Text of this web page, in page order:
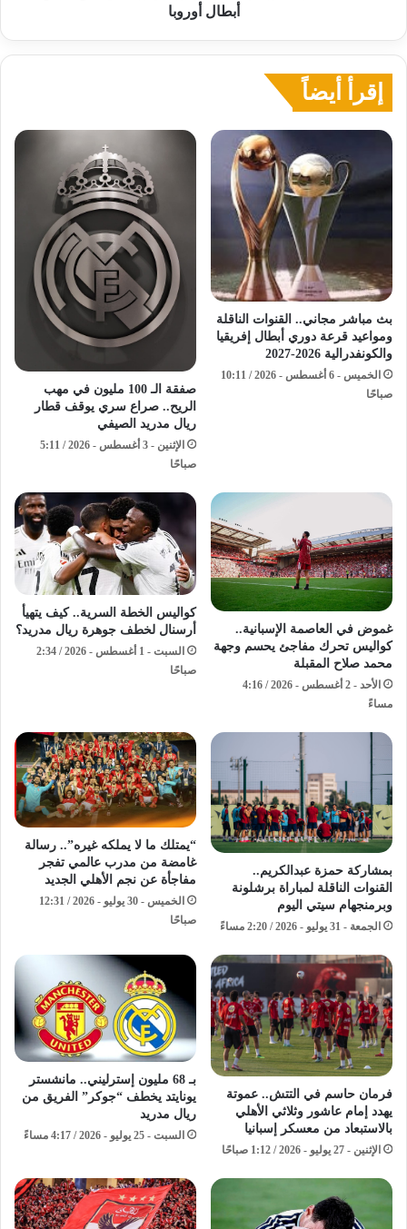
أبطال أوروبا
إقرأ أيضاً
بث مباشر مجاني.. القنوات الناقلة
ومواعيد قرعة دوري أبطال إفريقيا
والكونفدرالية 2026-2027
الخميس - 6 أغسطس - 2026 / 10:11
صباحًا
صفقة الـ 100 مليون في مهب
الريح.. صراع سري يوقف قطار
ريال مدريد الصيفي
الإثنين - 3 أغسطس - 2026 / 5:11
صباحًا
غموض في العاصمة الإسبانية..
كواليس تحرك مفاجئ يحسم وجهة
محمد صلاح المقبلة
الأحد - 2 أغسطس - 2026 / 4:16
مساءً
كواليس الخطة السرية.. كيف يتهيأ
أرسنال لخطف جوهرة ريال مدريد؟
السبت - 1 أغسطس - 2026 / 2:34
صباحًا
بمشاركة حمزة عبدالكريم..
القنوات الناقلة لمباراة برشلونة
وبرمنجهام سيتي اليوم
الجمعة - 31 يوليو - 2026 / 2:20 مساءً
“يمتلك ما لا يملكه غيره”.. رسالة
غامضة من مدرب عالمي تفجر
مفاجأة عن نجم الأهلي الجديد
الخميس - 30 يوليو - 2026 / 12:31
صباحًا
فرمان حاسم في التتش.. عموتة
يهدد إمام عاشور وثلاثي الأهلي
بالاستبعاد من معسكر إسبانيا
الإثنين - 27 يوليو - 2026 / 1:12 صباحًا
بـ 68 مليون إسترليني.. مانشستر
يونايتد يخطف “جوكر” الفريق من
ريال مدريد
السبت - 25 يوليو - 2026 / 4:17 مساءً